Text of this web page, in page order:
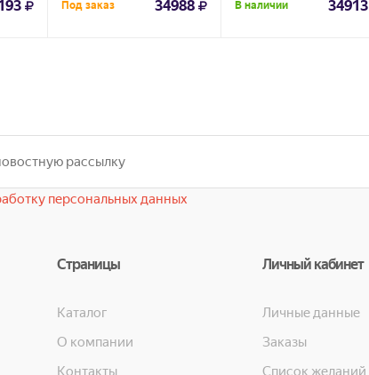
Под заказ 34988 В наличии 34913
персональных данных
Страницы
Каталог
О компании
Контакты
Личный кабинет
Личные данные
Заказы
Список желаний